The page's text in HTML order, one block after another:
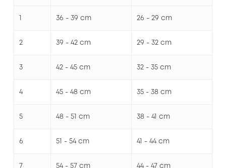
36 - 39 cm 26 - 29 cm
2 39 - 42 cm 29 - 32 cm
3 42 - 45 cm 32 - 35 cm
4 45 - 48 cm 35 - 38 cm
5 48 - 51 cm 38 - 41 cm
6 51 - 54 cm 41 - 44 cm
7 54 - 57 cm 44 - 47 cm